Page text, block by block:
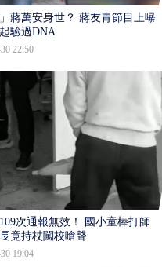
」蔣萬安身世？ 蔣友青節目上曝：
驗過DNA
22:50
次通報無效！ 國小童棒打師
竟持杖闖校嗆聲
19:04